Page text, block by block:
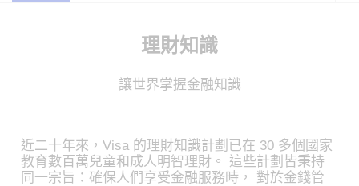
理財知識
讓世界掌握金融知識
近二十年來，Visa 的理財知識計劃已在 30 多個國家
教育數百萬兒童和成人明智理財。 這些計劃皆秉持
同一宗旨：確保人們享受金融服務時， 對於金錢管